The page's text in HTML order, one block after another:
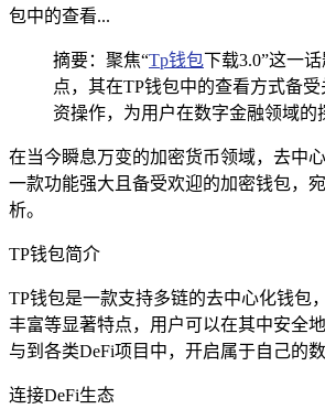
包中的查看...
摘要：聚焦“Tp钱包下载3.0”这一
点，其在TP钱包中的查看方式备
资操作，为用户在数字金融领域的
在当今瞬息万变的加密货币领域，去中
一款功能强大且备受欢迎的加密钱包，
析。
TP钱包简介
TP钱包是一款支持多链的去中心化钱包
丰富等显著特点，用户可以在其中安全
与到各类DeFi项目中，开启属于自己的
连接DeFi生态